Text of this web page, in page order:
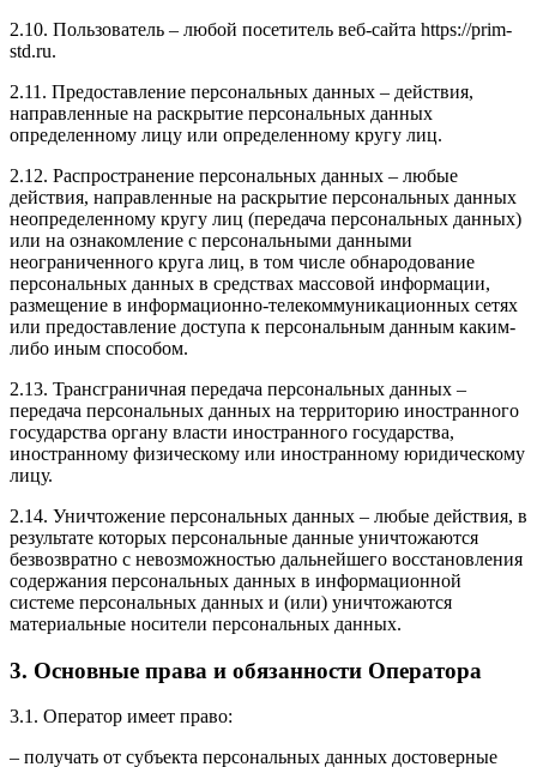
2.10. Пользователь – любой посетитель веб-сайта https://prim-
std.ru.
2.11. Предоставление персональных данных – действия,
направленные на раскрытие персональных данных
определенному лицу или определенному кругу лиц.
2.12. Распространение персональных данных – любые
действия, направленные на раскрытие персональных данных
неопределенному кругу лиц (передача персональных данных)
или на ознакомление с персональными данными
неограниченного круга лиц, в том числе обнародование
персональных данных в средствах массовой информации,
размещение в информационно-телекоммуникационных сетях
или предоставление доступа к персональным данным каким-
либо иным способом.
2.13. Трансграничная передача персональных данных –
передача персональных данных на территорию иностранного
государства органу власти иностранного государства,
иностранному физическому или иностранному юридическому
лицу.
2.14. Уничтожение персональных данных – любые действия, в
результате которых персональные данные уничтожаются
безвозвратно с невозможностью дальнейшего восстановления
содержания персональных данных в информационной
системе персональных данных и (или) уничтожаются
материальные носители персональных данных.
3. Основные права и обязанности Оператора
3.1. Оператор имеет право:
– получать от субъекта персональных данных достоверные